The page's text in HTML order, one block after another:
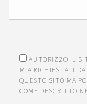
AUTORIZZO IL
MIA RICHIESTA. I
QUESTO SITO MA
COME DESCRITTO